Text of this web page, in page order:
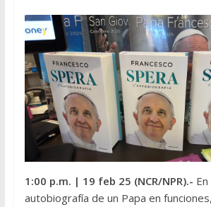
1:00 p.m. | 19 feb 25 (NCR/NPR).-
autobiografía de un Papa en